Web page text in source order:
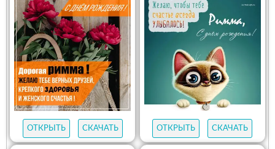
ОТКРЫТЬ СКАЧАТЬ ОТКРЫТЬ СКАЧАТЬ